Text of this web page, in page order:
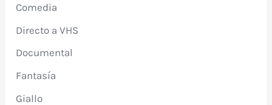
Comedia
Directo a VHS
Documental
Fantasía
Giallo